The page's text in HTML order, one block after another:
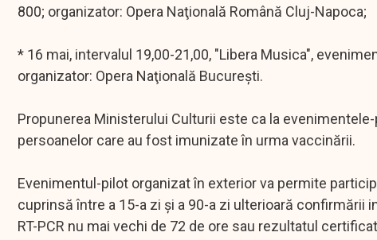
800; organizator: Opera Naţională Română Cluj-Napoca;
* 16 mai, intervalul 19,00-21,00, "Libera Musica",
organizator: Opera Naţională Bucureşti.
Propunerea Ministerului Culturii este ca la
persoanelor care au fost imunizate în urma vaccinării.
Evenimentul-pilot organizat în exterior va permite
cuprinsă între a 15-a zi şi a 90-a zi ulterioară
RT-PCR nu mai vechi de 72 de ore sau rezultatul